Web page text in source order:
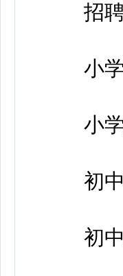
招聘
小学
小学
初中
初中